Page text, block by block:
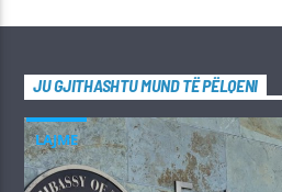
JU GJITHASHTU MUND TË PËLQENI
LAJME